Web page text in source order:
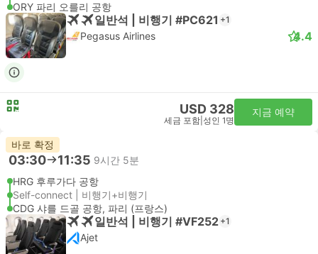
ORY 파리 오를리 공항
일반석 | 비행기 #PC621 +1
Pegasus Airlines 4.4
USD 328
세금 포함 성인 1명
지금 예약
바로 확정
03:30 11:35 9시간 5분
HRG 후루가다 공항
Self-connect | 비행기+비행기
CDG 샤를 드골 공항, 파리 (프랑스)
일반석 | 비행기 #VF252 +1
Ajet